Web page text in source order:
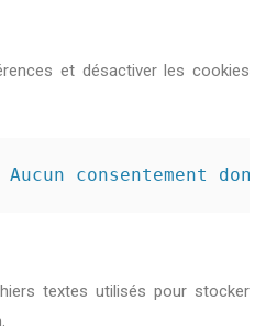
et désactiver les cookies
consentement
textes utilisés pour stocker